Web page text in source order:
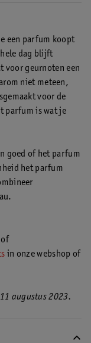
een parfum koopt
dag blijft
voor geurnoten een
niet meteen,
voor de
parfum is wat je
goed of het parfum
het parfum
of
in onze webshop of
augustus 2023.